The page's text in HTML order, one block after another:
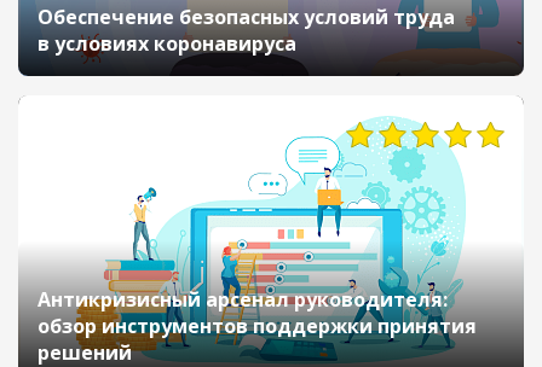
Обеспечение безопасных условий труда
в условиях коронавируса
Антикризисный арсенал руководителя:
обзор инструментов поддержки принятия
решений